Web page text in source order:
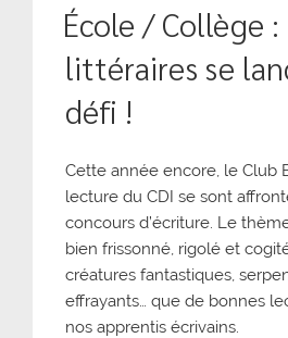
École / Collège :
littéraires se
défi !
Cette année encore, le Club
lecture du CDI se sont
concours d’écriture. Le
bien frissonné, rigolé et
créatures fantastiques,
effrayants… que de bonnes
nos apprentis écrivains.